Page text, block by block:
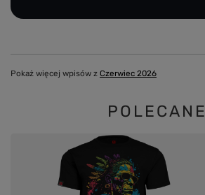
Pokaż więcej wpisów z Czerwiec 2026
POLECANE